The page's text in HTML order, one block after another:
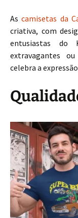
Ascamisetas da
criativa, com
entusiastas do
extravagantes
celebra a